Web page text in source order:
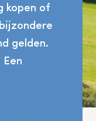
kopen of
gelden.